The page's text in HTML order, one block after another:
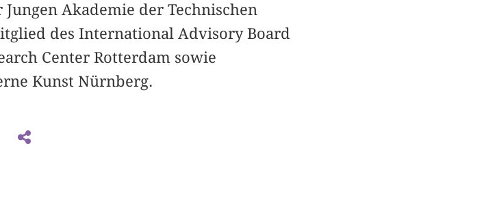
Akademie der Technischen
des International Advisory Board
Center Rotterdam sowie
Kunst Nürnberg.